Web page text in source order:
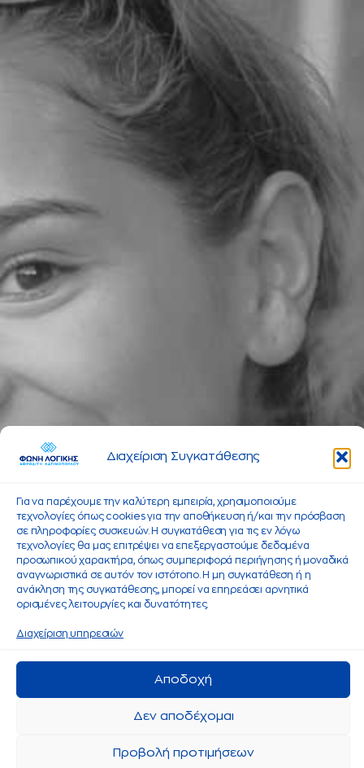
Διαχείριση Συγκατάθεσης
Για να παρέχουμε την καλύτερη εμπειρία, χρησιμοποιούμε
τεχνολογίες όπως cookies για την αποθήκευση ή/και την πρόσβαση
σε πληροφορίες συσκευών. Η συγκατάθεση για τις εν λόγω
τεχνολογίες θα μας επιτρέψει να επεξεργαστούμε δεδομένα
προσωπικού χαρακτήρα, όπως συμπεριφορά περιήγησης ή μοναδικά
αναγνωριστικά σε αυτόν τον ιστότοπο. Η μη συγκατάθεση ή η
ανάκληση της συγκατάθεσης, μπορεί να επηρεάσει αρνητικά
ορισμένες λειτουργίες και δυνατότητες.
Διαχείριση υπηρεσιών
Αποδοχή
Δεν αποδέχομαι
Προβολή προτιμήσεων